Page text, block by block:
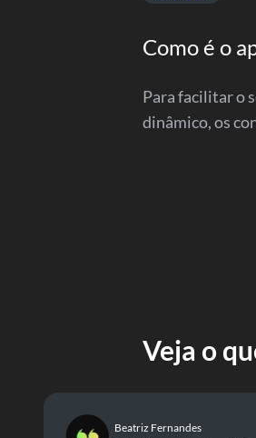
Como é o
Para facilitar o
dinâmico, os
Veja o
Beatriz Fernandes